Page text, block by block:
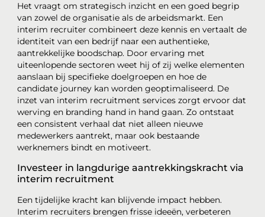
Het vraagt om strategisch inzicht en een goed begrip
van zowel de organisatie als de arbeidsmarkt. Een
interim recruiter combineert deze kennis en vertaalt de
identiteit van een bedrijf naar een authentieke,
aantrekkelijke boodschap. Door ervaring met
uiteenlopende sectoren weet hij of zij welke elementen
aanslaan bij specifieke doelgroepen en hoe de
candidate journey kan worden geoptimaliseerd. De
inzet van interim recruitment services zorgt ervoor dat
werving en branding hand in hand gaan. Zo ontstaat
een consistent verhaal dat niet alleen nieuwe
medewerkers aantrekt, maar ook bestaande
werknemers bindt en motiveert.
Investeer in langdurige aantrekkingskracht via
interim recruitment
Een tijdelijke kracht kan blijvende impact hebben.
Interim recruiters brengen frisse ideeën, verbeteren